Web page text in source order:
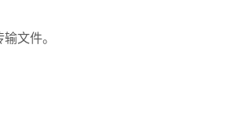
文件。